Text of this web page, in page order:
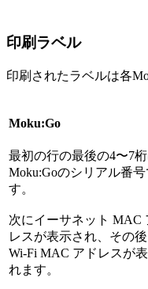
印刷ラベル
印刷されたラベルは各
Moku:Go
最初の行の最後の4〜7
Moku:Goのシリアル番
す。
次にイーサネット MAC
レスが表示され、その
Wi-Fi MAC アドレスが
れます。